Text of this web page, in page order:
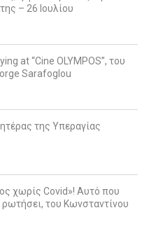
– 26 Ιουλίου
at “Cine OLYMPOS”, του
Sarafoglou
της Υπεραγίας
χωρίς Covid»! Αυτό που
ρωτήσει, του Κωνσταντίνου